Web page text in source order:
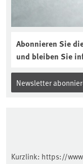
Abonnieren Sie
und bleiben Sie
Newsletter
Kurzlink: https://